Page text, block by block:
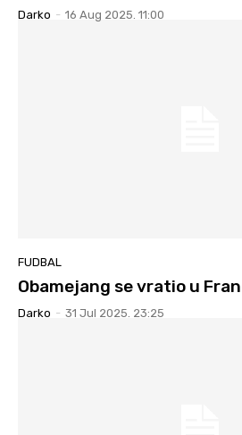
Darko - 16 Aug 2025. 11:00
FUDBAL
Obamejang se vratio u
Darko - 31 Jul 2025. 23:25